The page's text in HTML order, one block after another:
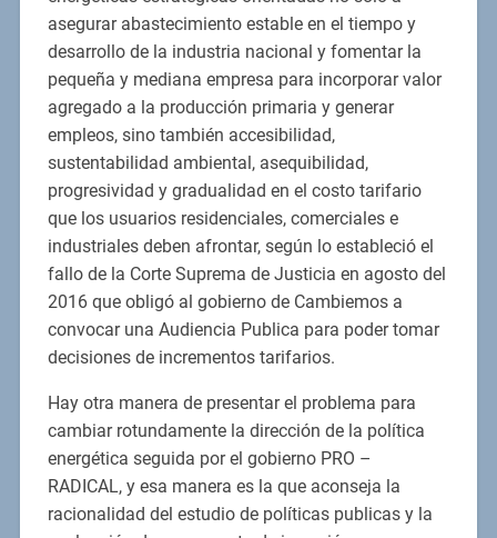
asegurar abastecimiento estable en el tiempo y
desarrollo de la industria nacional y fomentar la
pequeña y mediana empresa para incorporar valor
agregado a la producción primaria y generar
empleos, sino también accesibilidad,
sustentabilidad ambiental, asequibilidad,
progresividad y gradualidad en el costo tarifario
que los usuarios residenciales, comerciales e
industriales deben afrontar, según lo estableció el
fallo de la Corte Suprema de Justicia en agosto del
2016 que obligó al gobierno de Cambiemos a
convocar una Audiencia Publica para poder tomar
decisiones de incrementos tarifarios.
Hay otra manera de presentar el problema para
cambiar rotundamente la dirección de la política
energética seguida por el gobierno PRO –
RADICAL, y esa manera es la que aconseja la
racionalidad del estudio de políticas publicas y la